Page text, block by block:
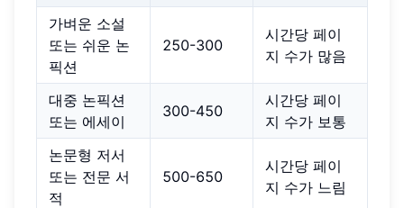
가벼운 소설
또는 쉬운 논
픽션
250-300
시간당 페이
지 수가 많음
대중 논픽션
또는 에세이
300-450
시간당 페이
지 수가 보통
논문형 저서
또는 전문 서
적
500-650
시간당 페이
지 수가 느림